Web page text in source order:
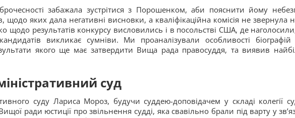
забажала зустрітися з Порошенком, аби пояснити йому
щодо яких дала негативні висновки, а кваліфікаційна комісія не звернула
щодо результатів конкурсу висловились і в посольстві США, де
викликає сумніви. Ми проаналізували особливості
якого ще має затвердити Вища рада правосуддя, та виявив
суд
суду Лариса Мороз, будучи суддею-доповідачем у складі колегії
ради юстиції про звільнення судді, яка свавільно брали під варту у